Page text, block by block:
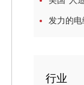
行业